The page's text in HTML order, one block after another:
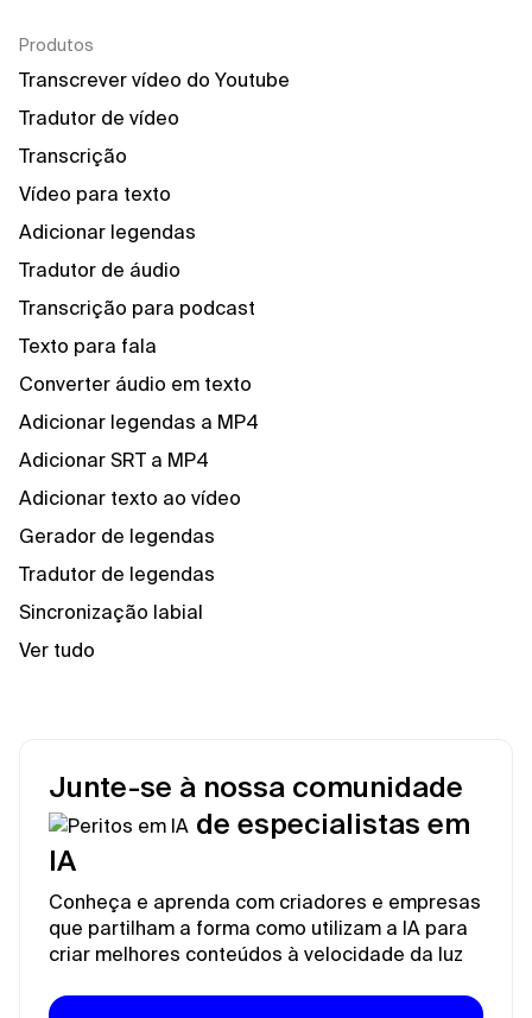
Produtos
Transcrever vídeo do Youtube
Tradutor de vídeo
Transcrição
Vídeo para texto
Adicionar legendas
Tradutor de áudio
Transcrição para podcast
Texto para fala
Converter áudio em texto
Adicionar legendas a MP4
Adicionar SRT a MP4
Adicionar texto ao vídeo
Gerador de legendas
Tradutor de legendas
Sincronização labial
Ver tudo
Junte-se à nossa comunidade
de especialistas em
IA
Conheça e aprenda com criadores e empresas
que partilham a forma como utilizam a IA para
criar melhores conteúdos à velocidade da luz